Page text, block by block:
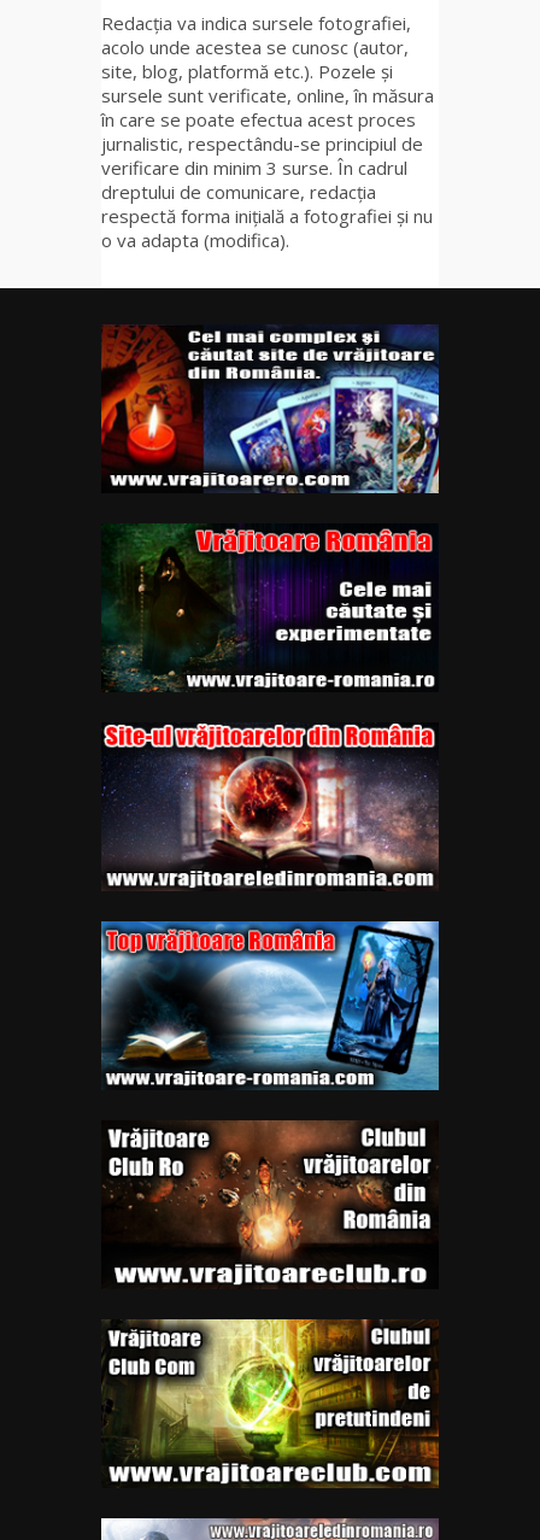
Redacția va indica sursele fotografiei,
acolo unde acestea se cunosc (autor,
site, blog, platformă etc.). Pozele și
sursele sunt verificate, online, în măsura
în care se poate efectua acest proces
jurnalistic, respectându-se principiul de
verificare din minim 3 surse. În cadrul
dreptului de comunicare, redacția
respectă forma inițială a fotografiei și nu
o va adapta (modifica).